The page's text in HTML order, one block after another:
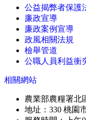
公益揭弊者保護
廉政宣導
廉政案例宣導
政風相關法規
檢舉管道
公職人員利益衝
相關網站
農業部農糧署北
地址：330 桃園